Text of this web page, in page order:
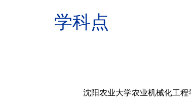
学科点
沈阳农业大学农业机械化工